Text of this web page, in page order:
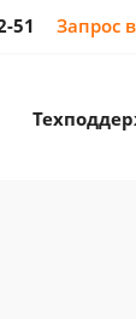
51 Запрос